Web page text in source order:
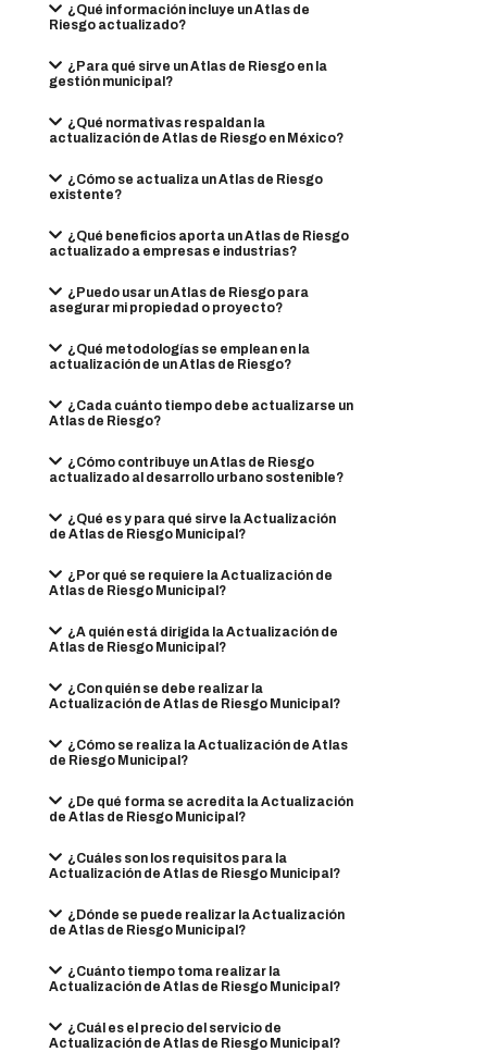
¿Qué información incluye un Atlas de
Riesgo actualizado?
¿Para qué sirve un Atlas de Riesgo en la
gestión municipal?
¿Qué normativas respaldan la
actualización de Atlas de Riesgo en México?
¿Cómo se actualiza un Atlas de Riesgo
existente?
¿Qué beneficios aporta un Atlas de Riesgo
actualizado a empresas e industrias?
¿Puedo usar un Atlas de Riesgo para
asegurar mi propiedad o proyecto?
¿Qué metodologías se emplean en la
actualización de un Atlas de Riesgo?
¿Cada cuánto tiempo debe actualizarse un
Atlas de Riesgo?
¿Cómo contribuye un Atlas de Riesgo
actualizado al desarrollo urbano sostenible?
¿Qué es y para qué sirve la Actualización
de Atlas de Riesgo Municipal?
¿Por qué se requiere la Actualización de
Atlas de Riesgo Municipal?
¿A quién está dirigida la Actualización de
Atlas de Riesgo Municipal?
¿Con quién se debe realizar la
Actualización de Atlas de Riesgo Municipal?
¿Cómo se realiza la Actualización de Atlas
de Riesgo Municipal?
¿De qué forma se acredita la Actualización
de Atlas de Riesgo Municipal?
¿Cuáles son los requisitos para la
Actualización de Atlas de Riesgo Municipal?
¿Dónde se puede realizar la Actualización
de Atlas de Riesgo Municipal?
¿Cuánto tiempo toma realizar la
Actualización de Atlas de Riesgo Municipal?
¿Cuál es el precio del servicio de
Actualización de Atlas de Riesgo Municipal?